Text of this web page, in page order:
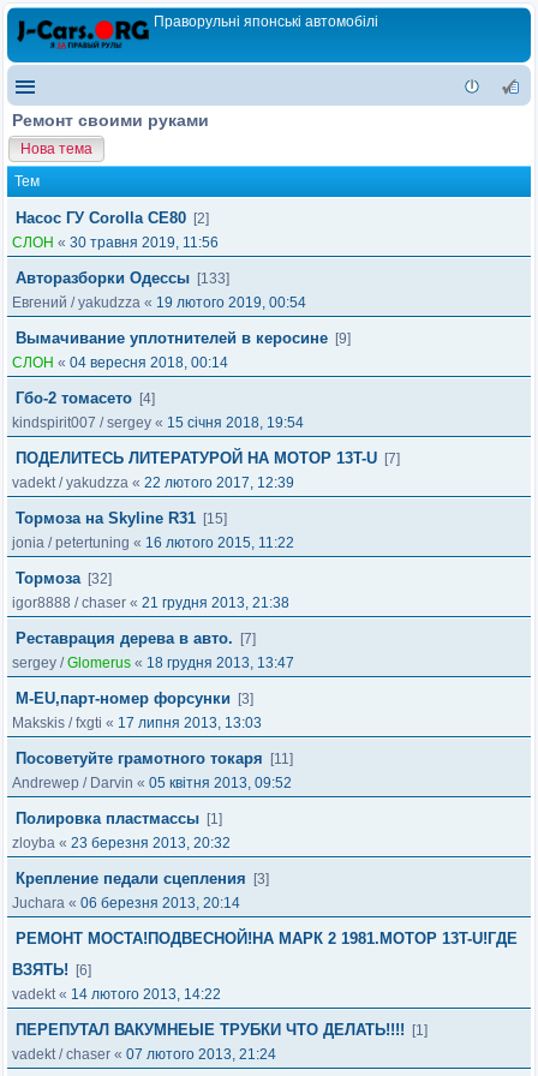
Праворульні японські автомобілі
Ремонт своими руками
Нова тема
Тем
Насос ГУ Corolla CE80 [2]
СЛОН « 30 травня 2019, 11:56
Авторазборки Одессы [133]
Евгений /yakudzza « 19 лютого 2019, 00:54
Вымачивание уплотнителей в керосине [9]
СЛОН « 04 вересня 2018, 00:14
Гбо-2 томасето [4]
kindspirit007 /sergey « 15 січня 2018, 19:54
ПОДЕЛИТЕСЬ ЛИТЕРАТУРОЙ НА МОТОР 13T-U [7]
vadekt/yakudzza « 22 лютого 2017, 12:39
Тормоза на Skyline R31 [15]
jonia /petertuning « 16 лютого 2015, 11:22
Тормоза [32]
igor8888 /chaser « 21 грудня 2013, 21:38
Реставрация дерева в авто.
[7]
sergey /Glomerus « 18 грудня 2013, 13:47
M-EU,парт-номер форсунки
[3]
Makskis /fxgti « 17 липня 2013, 13:03
Посоветуйте грамотного токаря
[11]
Andrewep / Darvin « 05 квітня 2013, 09:52
Полировка пластмассы [1]
zloyba « 23 березня 2013, 20:32
Крепление педали сцепления
[3]
Juchara « 06 березня 2013, 20:14
РЕМОНТ МОСТА!ПОДВЕСНОЙ!НА МАРК 2 1981.МОТОР 13T-U!ГДЕ
ВЗЯТЬ!
[6]
vadekt« 14 лютого 2013, 14:22
ПЕРЕПУТАЛ ВАКУМНЕЫЕ ТРУБКИ ЧТО ДЕЛАТЬ!!!!
[1]
vadekt/chaser « 07 лютого 2013, 21:24